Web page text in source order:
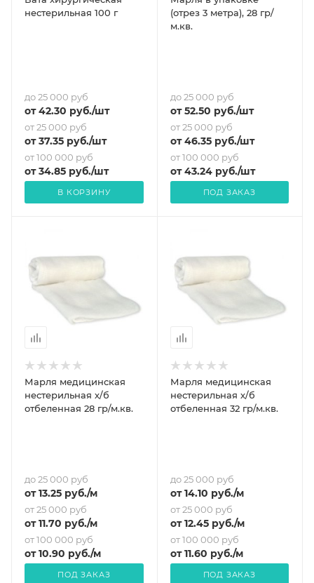
нестерильная 100 г
до 25 000 руб
от42.30 руб./шт
от 25 000 руб
от37.35 руб./шт
от 100 000 руб
от34.85 руб./шт
В КОРЗИНУ
(отрез 3 метра), 28 гр/
м.кв.
до 25 000 руб
от52.50 руб./шт
от 25 000 руб
от46.35руб./шт
от 100 000 руб
от43.24руб./шт
ПОД ЗАКАЗ
Марля медицинская
нестерильная х/б
отбеленная 28 гр/м.кв.
до 25 000 руб
от13.25 руб./м
от 25 000 руб
от11.70 руб./м
от 100 000 руб
от10.90 руб./м
ПОД ЗАКАЗ
Марля медицинская
нестерильная х/б
отбеленная 32 гр/м.кв.
до 25 000 руб
от14.10 руб./м
от 25 000 руб
от12.45руб./м
от 100 000 руб
от11.60 руб./м
ПОД ЗАКАЗ